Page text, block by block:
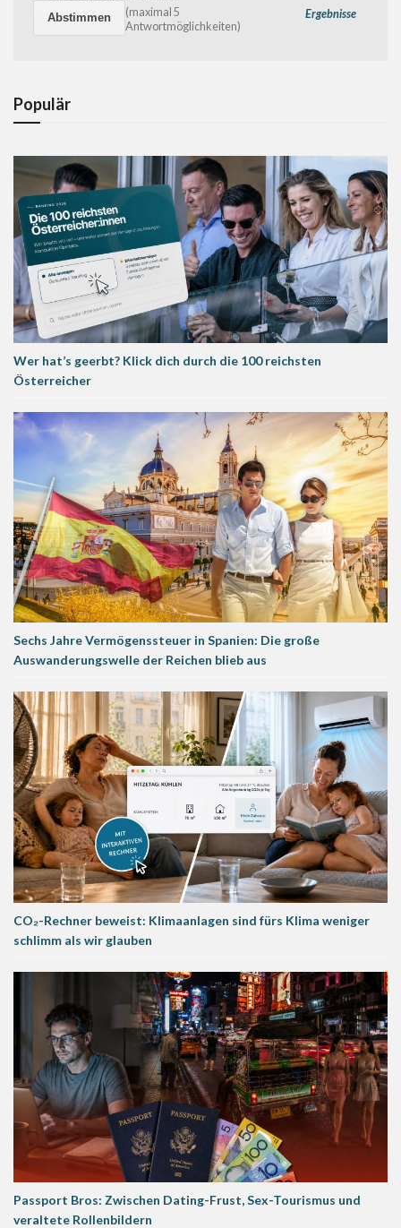
Ergebnisse
(maximal 5
Antwortmöglichkeiten)
Populär
Wer hat’s geerbt? Klick dich durch die 100 reichsten
Österreicher
Sechs Jahre Vermögenssteuer in Spanien: Die große
Auswanderungswelle der Reichen blieb aus
CO₂-Rechner beweist: Klimaanlagen sind fürs Klima weniger
schlimm als wir glauben
Passport Bros: Zwischen Dating-Frust, Sex-Tourismus und
veraltete Rollenbildern